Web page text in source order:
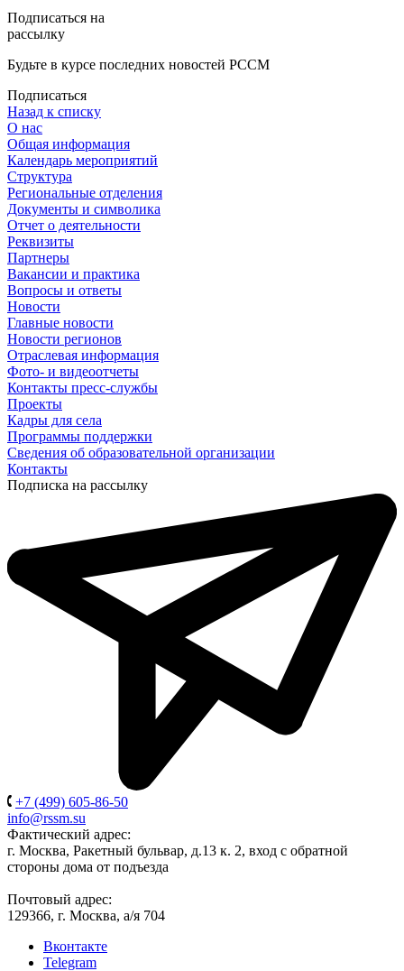
Подписаться на
рассылку
Будьте в курсе последних новостей РССМ
Подписаться
Назад к списку
О нас
Общая информация
Календарь мероприятий
Структура
Региональные отделения
Документы и символика
Отчет о деятельности
Реквизиты
Партнеры
Вакансии и практика
Вопросы и ответы
Новости
Главные новости
Новости регионов
Отраслевая информация
Фото- и видеоотчеты
Контакты пресс-службы
Проекты
Кадры для села
Программы поддержки
Сведения об образовательной организации
Контакты
Подписка на рассылку
+7 (499) 605-86-50
info@rssm.su
Фактический адрес:
г. Москва, Ракетный бульвар, д.13 к. 2, вход с обратной
стороны дома от подъезда
Почтовый адрес:
129366, г. Москва, а/я 704
Вконтакте
Telegram